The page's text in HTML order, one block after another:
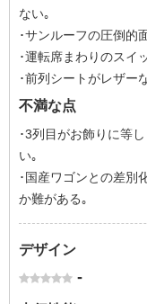
ない｡
･サンルーフの圧倒的
･運転席まわりのスイ
･前列シートがレザー
不満な点
･3列目がお飾りに等
い｡
･国産ワゴンとの差別
か難がある｡
デザイン
-